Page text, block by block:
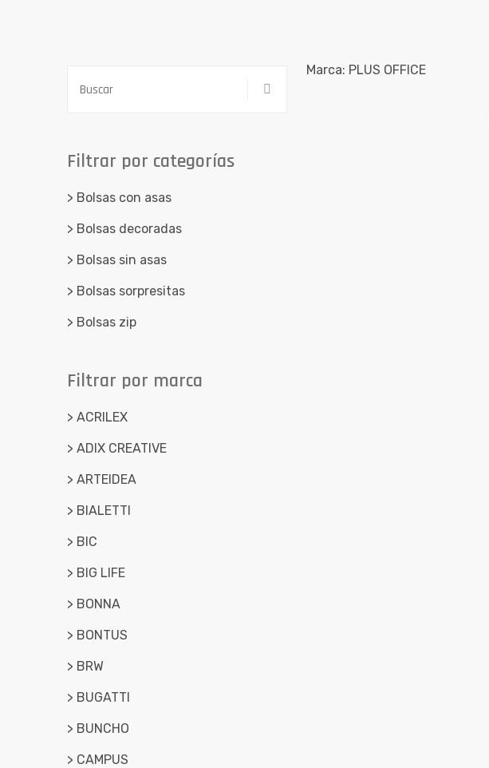
Marca: PLUS OFFICE
Filtrar por categorías
> Bolsas con asas
> Bolsas decoradas
> Bolsas sin asas
> Bolsas sorpresitas
> Bolsas zip
Filtrar por marca
> ACRILEX
> ADIX CREATIVE
> ARTEIDEA
> BIALETTI
> BIC
> BIG LIFE
> BONNA
> BONTUS
> BRW
> BUGATTI
> BUNCHO
> CAMPUS